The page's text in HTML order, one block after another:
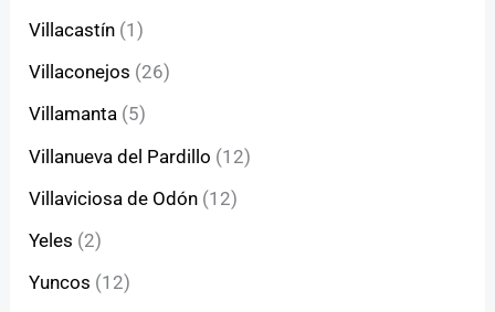
Villacastín (1)
Villaconejos (26)
Villamanta (5)
Villanueva del Pardillo (12)
Villaviciosa de Odón (12)
Yeles (2)
Yuncos (12)